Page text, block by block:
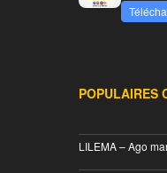
POPULAIRES
LILEMA – Ago